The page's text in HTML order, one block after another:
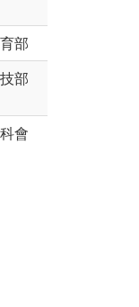
部
部
會